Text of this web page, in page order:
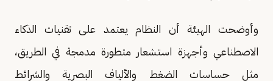
وأوضحت الهيئة أن النظام يعتمد على تقنيات الذكاء
الاصطناعي وأجهزة استشعار متطورة مدمجة في الطريق،
مثل حساسات الضغط والألياف البصرية والشرائط